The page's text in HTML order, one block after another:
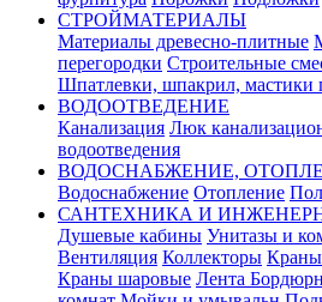
СТРОЙМАТЕРИАЛЫ
Материалы древесно-плитные
перегородки Строительные
Шпатлевки, шпакрил, мастики
ВОДООТВЕДЕНИЕ
Канализация Люк
водоотведения
ВОДОСНАБЖЕНИЕ,
Водоснабжение Отопление
САНТЕХНИКА И
Душевые кабины Унитазы и
Вентиляция Коллекторы Краны
Краны шаровые Лента